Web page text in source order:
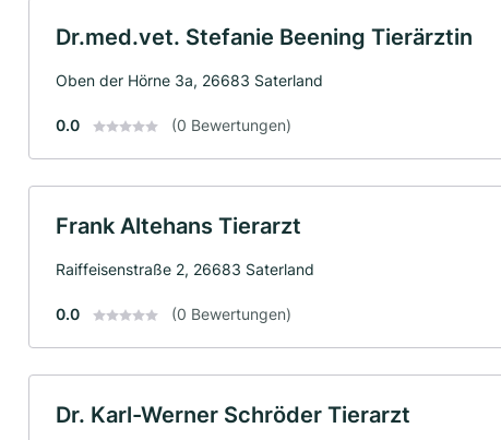
Dr.med.vet. Stefanie Beening Tierärztin
Oben der Hörne 3a, 26683 Saterland
0.0 (0 Bewertungen)
Frank Altehans Tierarzt
Raiffeisenstraße 2, 26683 Saterland
0.0 (0 Bewertungen)
Dr. Karl-Werner Schröder Tierarzt